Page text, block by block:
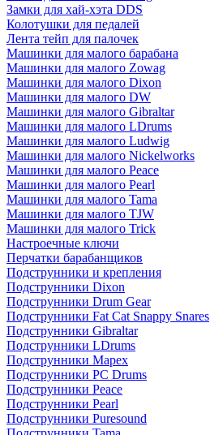
Замки для хай-хэта DDS
Колотушки для педалей
Лента тейп для палочек
Машинки для малого барабана
Машинки для малого Zowag
Машинки для малого Dixon
Машинки для малого DW
Машинки для малого Gibraltar
Машинки для малого LDrums
Машинки для малого Ludwig
Машинки для малого Nickelworks
Машинки для малого Peace
Машинки для малого Pearl
Машинки для малого Tama
Машинки для малого TJW
Машинки для малого Trick
Настроечные ключи
Перчатки барабанщиков
Подструнники и крепления
Подструнники Dixon
Подструнники Drum Gear
Подструнники Fat Cat Snappy Snares
Подструнники Gibraltar
Подструнники LDrums
Подструнники Mapex
Подструнники PC Drums
Подструнники Peace
Подструнники Pearl
Подструнники Puresound